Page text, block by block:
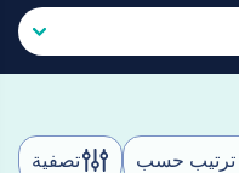
ترتيب حسب تصفية